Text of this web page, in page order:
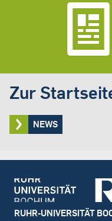
Zur
NEWS
Footer
RUHR-UNIVERSITÄT